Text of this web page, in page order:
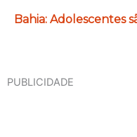
Bahia: Adolescentes
PUBLICIDADE